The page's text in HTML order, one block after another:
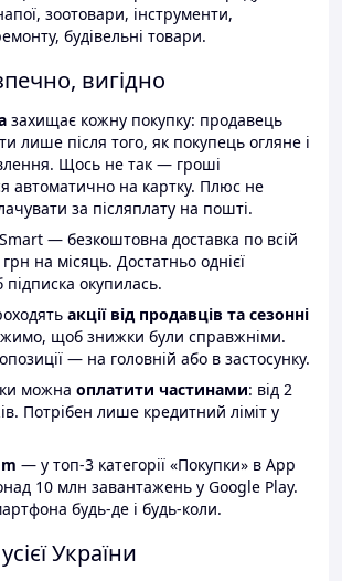
зоотовари, інструменти,
будівельні товари.
вигідно
захищає кожну покупку: продавець
лише після того, як покупець огляне і
Щось не так — гроші
автоматично на картку. Плюс не
за післяплату на пошті.
— безкоштовна доставка по всій
на місяць. Достатньо однієї
окупилась.
акції від продавців та сезонні
щоб знижки були справжніми.
— на головній або в застосунку.
можна оплатити частинами: від 2
Потрібен лише кредитний ліміт у
— у топ-3 категорії «Покупки» в App
10 млн завантажень у Google Play.
будь-де і будь-коли.
України